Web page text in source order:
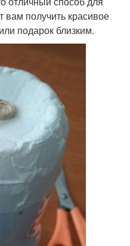
вам получить красивое
подарок близким.